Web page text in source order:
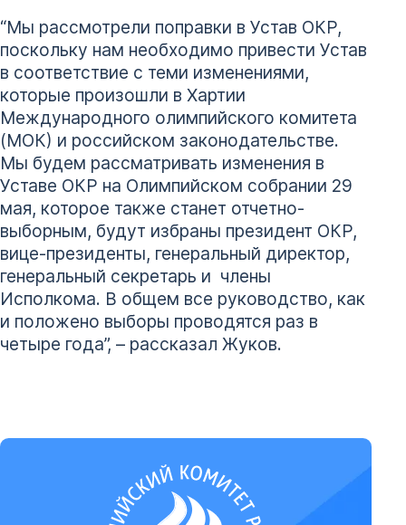
“Мы рассмотрели поправки в Устав ОКР,
поскольку нам необходимо привести Устав
в соответствие с теми изменениями,
которые произошли в Хартии
Международного олимпийского комитета
(МОК) и российском законодательстве.
Мы будем рассматривать изменения в
Уставе ОКР на Олимпийском собрании 29
мая, которое также станет отчетно-
выборным, будут избраны президент ОКР,
вице-президенты, генеральный директор,
генеральный секретарь и члены
Исполкома. В общем все руководство, как
и положено выборы проводятся раз в
четыре года”, – рассказал Жуков.